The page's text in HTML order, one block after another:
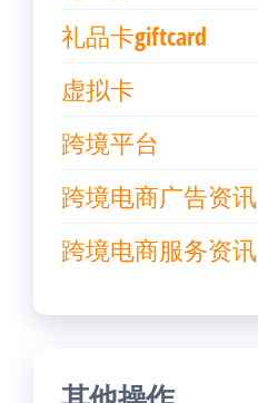
礼品卡giftcard
虚拟卡
跨境平台
跨境电商广告资讯
跨境电商服务资讯